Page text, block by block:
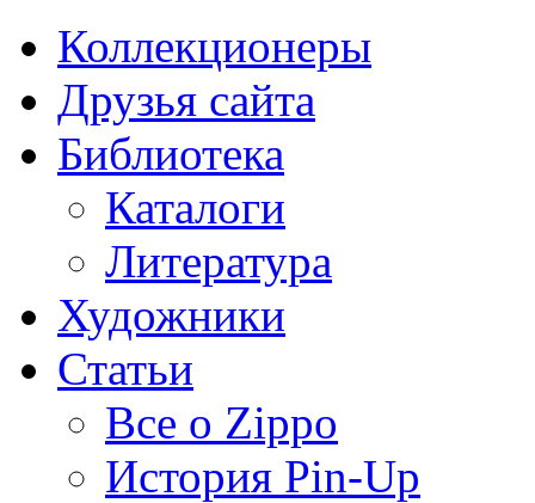
Коллекционеры
Друзья сайта
Библиотека
Каталоги
Литература
Художники
Статьи
Все о Zippo
История Pin-Up